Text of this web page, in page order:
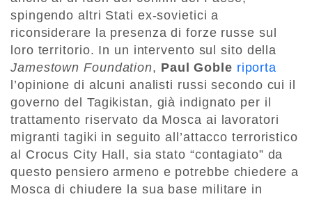
spingendo altri Stati ex-sovietici a
riconsiderare la presenza di forze russe sul
loro territorio. In un intervento sul sito della
Jamestown Foundation, Paul Goble riporta
l’opinione di alcuni analisti russi secondo cui il
governo del Tagikistan, già indignato per il
trattamento riservato da Mosca ai lavoratori
migranti tagiki in seguito all’attacco terroristico
al Crocus City Hall, sia stato “contagiato” da
questo pensiero armeno e potrebbe chiedere a
Mosca di chiudere la sua base militare in